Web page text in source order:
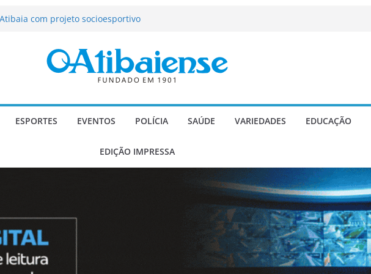
e Morango abre programação
infantis e valorização dos produtores
a deputado estadual é
ESPORTES EVENTOS POLÍCIA SAÚDE VARIEDADES EDUCAÇÃO
EDIÇÃO IMPRESSA